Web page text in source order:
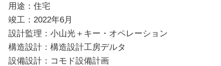
用途：住宅
竣工：2022年6月
設計監理：小山光＋キー・オペレーション
構造設計：構造設計工房デルタ
設備設計：コモド設備計画